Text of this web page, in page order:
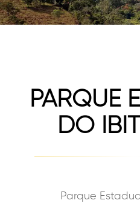
PARQUE
DO
Parque